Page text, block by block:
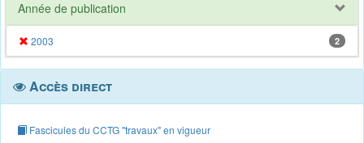
Année de publication
2003 2
Accès direct
Fascicules du CCTG "travaux" en vigueur